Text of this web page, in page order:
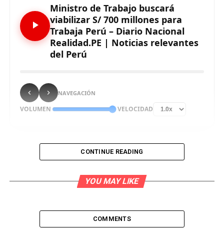
Ministro de Trabajo buscará
viabilizar S/ 700 millones para
Trabaja Perú – Diario Nacional
Realidad.PE | Noticias relevantes
del Perú
NAVEGACIÓN
VOLUMEN VELOCIDAD
Maraví Olarte aseguró que su gestión estará enfocada
programa Trabaja Perú.
CONTINUE READING
YOU MAY LIKE
COMMENTS